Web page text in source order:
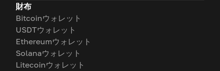
財布
Bitcoinウォレット
USDTウォレット
Ethereumウォレット
Solanaウォレット
Litecoinウォレット